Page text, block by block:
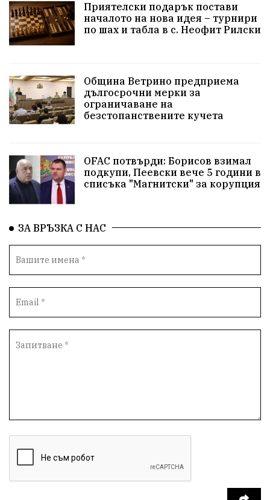
Здравословно Изкуство Заедно за България
Актуално Образователно
Красиво Ветрино защитниците
Детски лагер Вяра Евроатлантизъм
Народно читалище Изобразително изкуство
български художници
Семейство Новости Български Юнак
Възстановки
Настаняване Справедливост Реклама
Райско място
Приятелски подарък постави
началото на нова идея – турнири
по шах и табла в с. Неофит Рилски
Община Ветрино предприема
дългосрочни мерки за
ограничаване на
безстопанствените кучета
OFAC потвърди: Борисов взимал
подкупи, Пеевски вече 5 години в
списъка "Магнитски" за корупция
ЗА ВРЪЗКА С НАС